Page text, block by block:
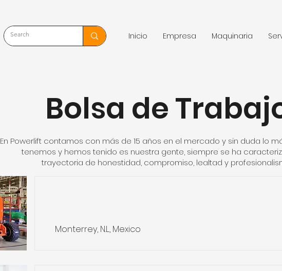
Inicio Empresa Maquinaria
Bolsa de
En Powerlift contamos con más de 15 años en el mercado y sin duda lo
tenemos y hemos tenido es nuestra gente, siempre se ha
trayectoria de honestidad, compromiso, lealtad y
Monterrey, N.L., Mexico